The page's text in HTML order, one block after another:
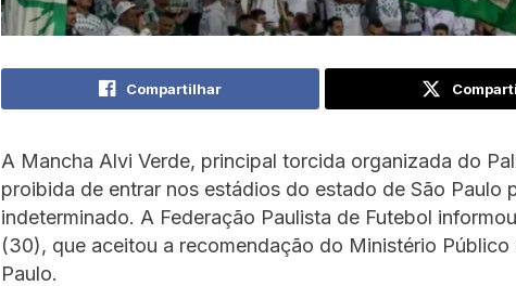
Compartilhar
A Mancha Alvi Verde, principal torcida organizada do
proibida de entrar nos estádios do estado de São Paulo
indeterminado. A Federação Paulista de Futebol
(30), que aceitou a recomendação do Ministério Público
Paulo.